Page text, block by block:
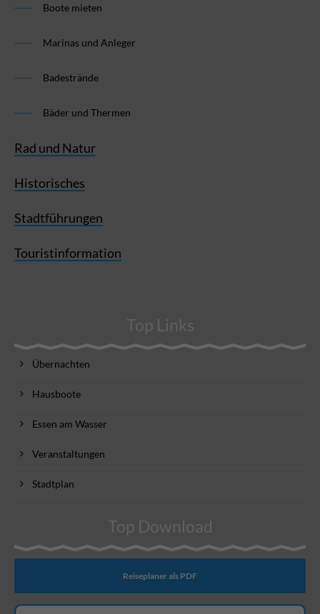
Boote mieten
Marinas und Anleger
Badestrände
Bäder und Thermen
Rad und Natur
Historisches
Stadtführungen
Touristinformation
Top Links
Übernachten
Hausboote
Essen am Wasser
Veranstaltungen
Stadtplan
Top Download
Reiseplaner als PDF